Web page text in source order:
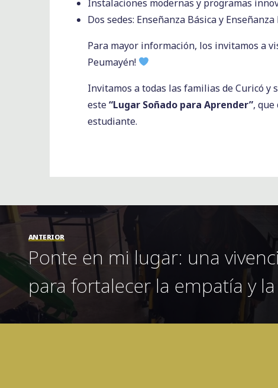
Instalaciones modernas y programas
Dos sedes: Enseñanza Básica y
Para mayor información, los invitamos a
Peumayén!
Invitamos a todas las familias de Curicó y
este“Lugar Soñado para Aprender”,
estudiante.
ANTERIOR
Ponte en mi lugar: una
para fortalecer la empatía y